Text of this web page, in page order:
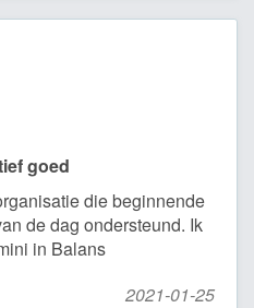
goed
die beginnende
de dag ondersteund. Ik
in Balans
2021-01-25